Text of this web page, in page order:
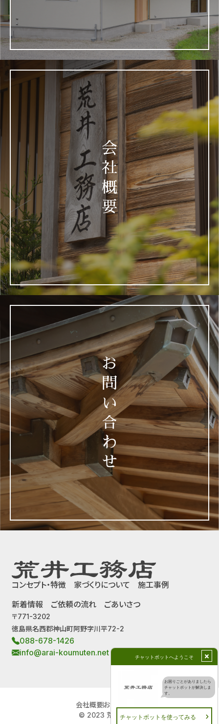
会
社
概
要
お
問
い
合
わ
せ
コンセプト・特徴 家づくりについて
施工事例
新着情報
ご依頼の流れ ごあいさつ
〒771-3202
徳島県名西郡神山町阿野字川平72-2
088-678-1426
info@arai-koumuten.net
会社概要お問い合わせ
© 2023 荒井工務店